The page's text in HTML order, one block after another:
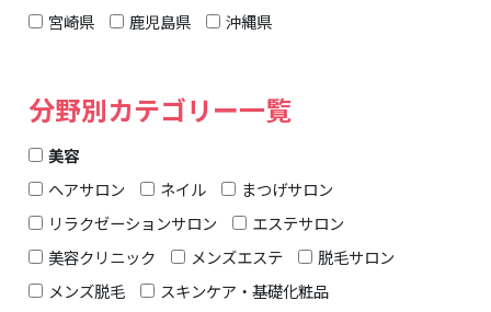
宮崎県
鹿児島県 沖縄県
分野別カテゴリー一覧
美容
ヘアサロン
ネイル
まつげサロン
リラクゼーションサロン
エステサロン
美容クリニック
メンズエステ
脱毛サロン
メンズ脱毛
スキンケア・基礎化粧品